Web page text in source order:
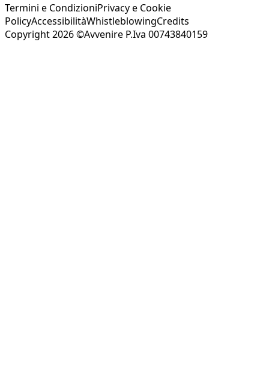
Termini e CondizioniPrivacy e Cookie
PolicyAccessibilitàWhistleblowingCredits
Copyright 2026 ©Avvenire P.Iva 00743840159